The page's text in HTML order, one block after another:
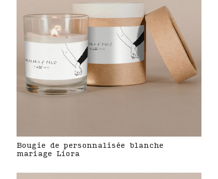
Bougie de personnalisée blanche
mariage Liora